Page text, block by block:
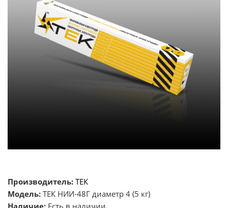
Производитель: ТЕК
Модель: ТЕК НИИ-48Г диаметр 4 (5 кг)
Наличие: Есть в наличии